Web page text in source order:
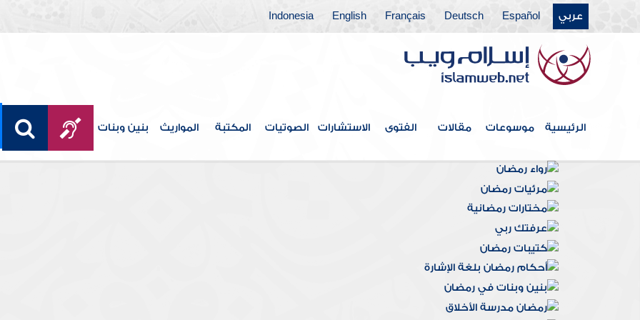
عربي Español
Deutsch
Français
English
Indonesia
الرئيسية موسوعات مقالات الفتوى الاستشارات الصوتيات المكتبة المواريث بنين وبنات